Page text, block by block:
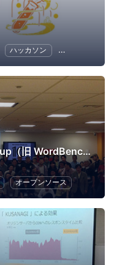
ハッカソン 起業
Tokyo WordPress Meetup（旧 WordBench 東京）
オープンソース